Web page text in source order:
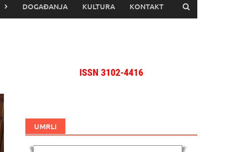
DOGAĐANJA KULTURA KONTAKT
ISSN 3102-4416
UMRLI